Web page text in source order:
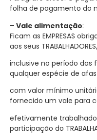
folha de pagamento do
– Vale alimentação:
Ficam as EMPRESAS
aos seus TRABALHADORES,
inclusive no período das
qualquer espécie de
com valor mínimo
fornecido um vale para
efetivamente
participação do